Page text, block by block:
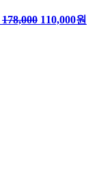
178,000 110,000원